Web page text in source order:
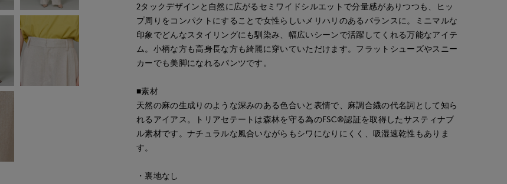
2タックデザインと自然に広がるセミワイドシルエットで分量感がありつつも、ヒッ
プ周りをコンパクトにすることで女性らしいメリハリのあるバランスに。ミニマルな
印象でどんなスタイリングにも馴染み、幅広いシーンで活躍してくれる万能なアイテ
ム。小柄な方も高身長な方も綺麗に穿いていただけます。フラットシューズやスニー
カーでも美脚になれるパンツです。
■素材
天然の麻の生成りのような深みのある色合いと表情で、麻調合繊の代名詞として知ら
れるアイアス。トリアセテートは森林を守る為のFSC®認証を取得したサスティナブ
ル素材です。ナチュラルな風合いながらもシワになりにくく、吸湿速乾性もありま
す。
・裏地なし